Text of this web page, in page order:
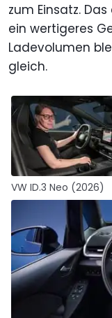
zum Einsatz.
ein wertigeres
Ladevolumen
gleich.
VW ID.3 Neo (2026)